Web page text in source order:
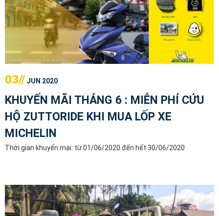
03// JUN 2020
KHUYẾN MÃI THÁNG 6 : MIỄN PHÍ CỨU
HỘ ZUTTORIDE KHI MUA LỐP XE
MICHELIN
Thời gian khuyến mại: từ 01/06/2020 đến hết 30/06/2020